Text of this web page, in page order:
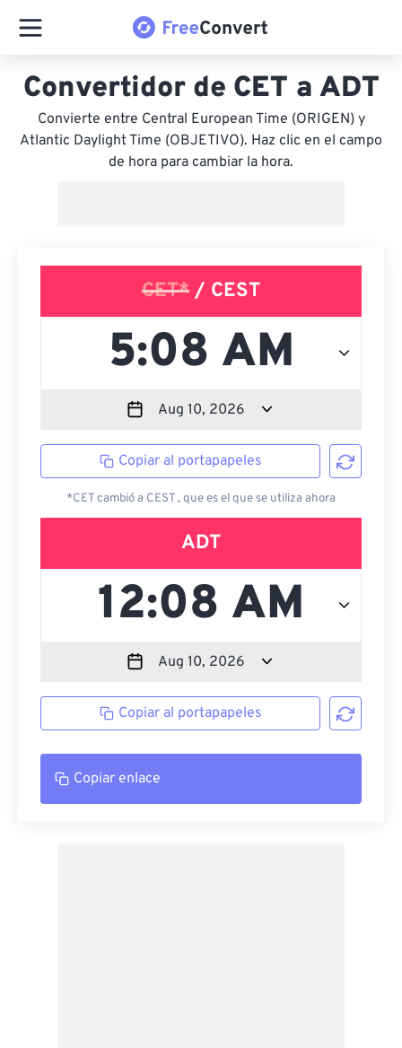
Convertidor de CET a ADT
Convierte entre Central European Time (ORIGEN) y
Atlantic Daylight Time (OBJETIVO). Haz clic en el campo
de hora para cambiar la hora.
CET* / CEST
Copiar al portapapeles
*CET cambió a CEST , que es el que se utiliza ahora
ADT
Copiar al portapapeles
Copiar enlace